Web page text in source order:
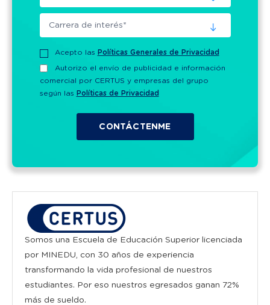
Acepto las Políticas Generales de Privacidad
Autorizo el envío de publicidad e información
comercial por CERTUS y empresas del grupo
según las Políticas de Privacidad
Somos una Escuela de Educación Superior licenciada
por MINEDU, con 30 años de experiencia
transformando la vida profesional de nuestros
estudiantes. Por eso nuestros egresados ganan 72%
más de sueldo.